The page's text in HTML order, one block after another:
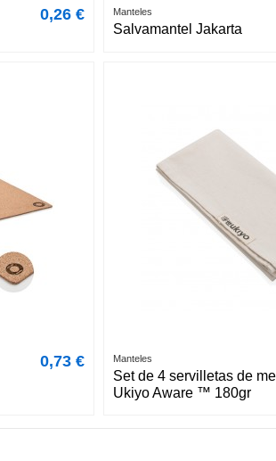
0,26 € Manteles
Salvamantel Jakarta
0,73 € Manteles
Set de 4 servilletas de
Ukiyo Aware ™ 180gr